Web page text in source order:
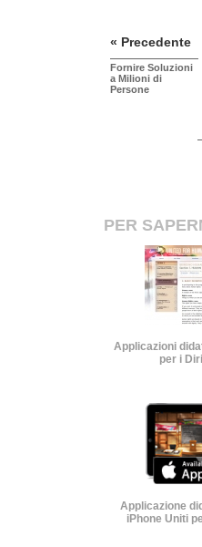
« Precedente
Fornire Soluzioni
a Milioni di
Persone
PER
Applicazioni
per i
Applicazione
iPhone Uniti